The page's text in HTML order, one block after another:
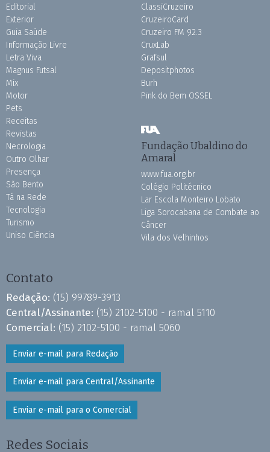
Editorial
Exterior
Guia Saúde
Informação Livre
Letra Viva
Magnus Futsal
Mix
Motor
Pets
Receitas
Revistas
Necrologia
Outro Olhar
Presença
São Bento
Tá na Rede
Tecnologia
Turismo
Uniso Ciência
ClassiCruzeiro
CruzeiroCard
Cruzeiro FM 92.3
CruxLab
Grafsul
Depositphotos
Burh
Pink do Bem OSSEL
Fundação Ubaldino do
Amaral
www.fua.org.br
Colégio Politécnico
Lar Escola Monteiro Lobato
Liga Sorocabana de Combate ao
Câncer
Vila dos Velhinhos
Contato
Redação: (15) 99789-3913
Central/Assinante: (15) 2102-5100 - ramal 5110
Comercial: (15) 2102-5100 - ramal 5060
Enviar e-mail para Redação
Enviar e-mail para Central/Assinante
Enviar e-mail para o Comercial
Redes Sociais